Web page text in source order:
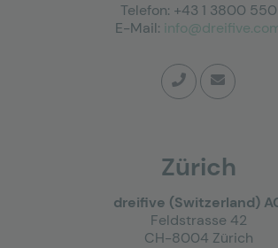
Telefon: +43 1 3800 550
E-Mail:
Zürich
dreifive (Switzerland)
Feldstrasse 42
CH-8004 Zürich